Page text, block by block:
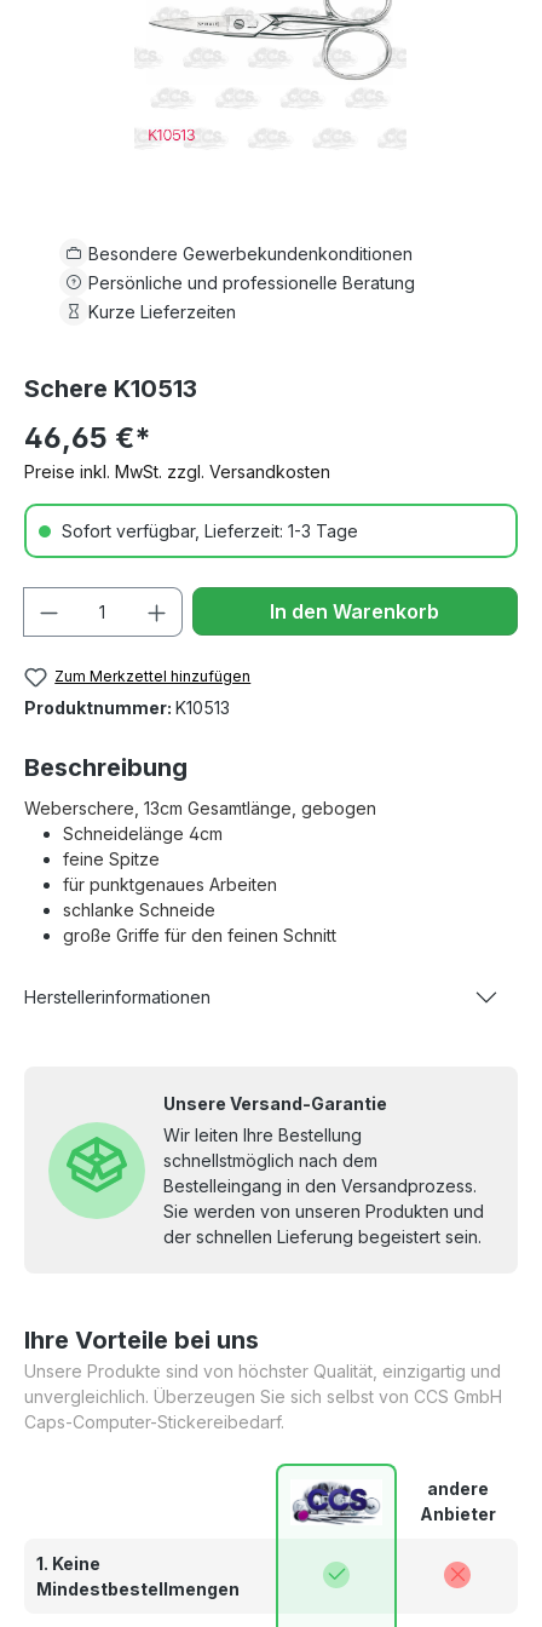
Besondere Gewerbekundenkonditionen
Persönliche und professionelle Beratung
Kurze Lieferzeiten
Schere K10513
46,65 €*
Preise inkl. MwSt. zzgl. Versandkosten
Sofort verfügbar, Lieferzeit: 1-3 Tage
In den Warenkorb
Zum Merkzettel hinzufügen
Produktnummer: K10513
Beschreibung
Weberschere, 13cm Gesamtlänge, gebogen
Schneidelänge 4cm
feine Spitze
für punktgenaues Arbeiten
schlanke Schneide
große Griffe für den feinen Schnitt
Herstellerinformationen
Unsere Versand-Garantie
Wir leiten Ihre Bestellung
schnellstmöglich nach dem
Bestelleingang in den Versandprozess.
Sie werden von unseren Produkten und
der schnellen Lieferung begeistert sein.
Ihre Vorteile bei uns
Unsere Produkte sind von höchster Qualität, einzigartig und
unvergleichlich. Überzeugen Sie sich selbst von CCS GmbH
Caps-Computer-Stickereibedarf.
andere
Anbieter
1. Keine
Mindestbestellmengen